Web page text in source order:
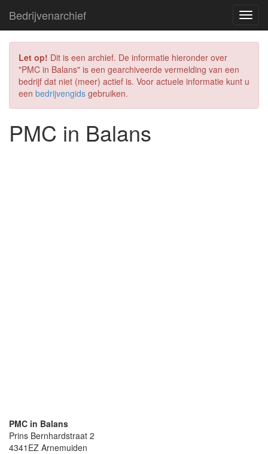
Bedrijvenarchief
Let op! Dit is een archief. De informatie hieronder over
"PMC in Balans" is een gearchiveerde vermelding van een
bedrijf dat niet (meer) actief is. Voor actuele informatie kunt u
een bedrijvengids gebruiken.
PMC in Balans
PMC in Balans
Prins Bernhardstraat 2
4341EZ Arnemuiden